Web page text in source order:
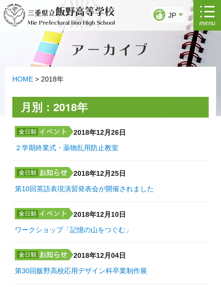
ン
三重県立飯野高等学校
Mie Prefectural Iino High School
JP
menu
アーカイブ
HOME > 2018年
月別：2018年
2018年12月26日
２学期終業式・薬物乱用防止教室
2018年12月25日
第10回英語表現演習発表会が開催されました
2018年12月10日
ワークショップ「記憶の山をつぐむ」
2018年12月04日
第30回飯野高校応用デザイン科卒業制作展